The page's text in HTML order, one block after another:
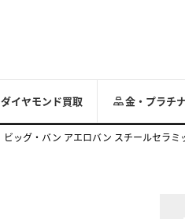
ダイヤモンド買取 金・プラチ
ビッグ・バン アエロバン スチールセラ